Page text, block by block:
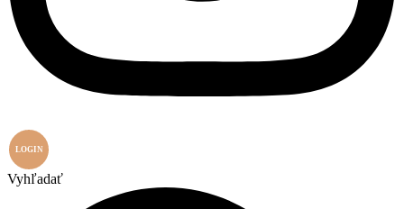
LOGIN
Vyhľadať